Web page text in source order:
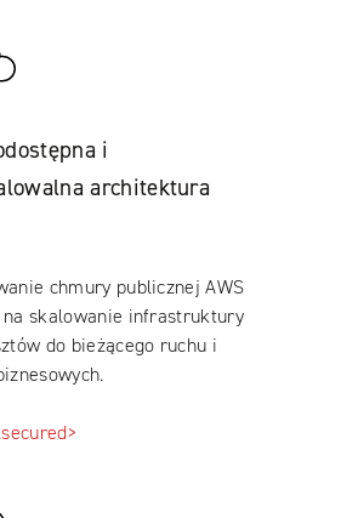
i
architektura
chmury publicznej AWS
na skalowanie infrastruktury
do bieżącego ruchu i